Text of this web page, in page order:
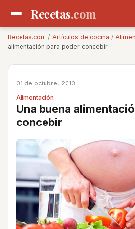
Recetas.com
Recetas.com / Artículos de cocina /
alimentación para poder concebir
31 de octubre, 2013
Alimentación
Una buena
concebir